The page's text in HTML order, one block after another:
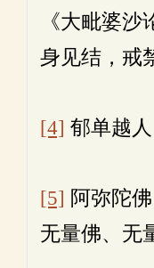
《大毗婆
身见结，戒
[4] 郁单越人
[5] 阿弥陀
无量佛、无